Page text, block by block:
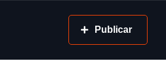
Publicar